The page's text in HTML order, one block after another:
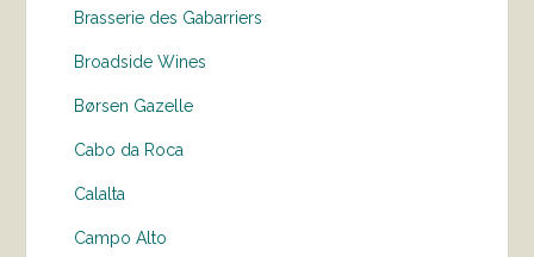
Brasserie des Gabarriers
Broadside Wines
Børsen Gazelle
Cabo da Roca
Calalta
Campo Alto